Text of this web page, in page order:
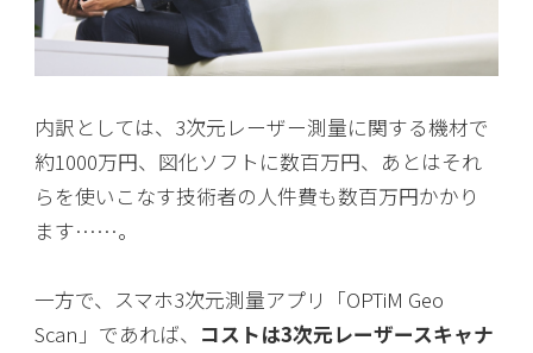
内訳としては、3次元レーザー測量に関する機材で
約1000万円、図化ソフトに数百万円、あとはそれ
らを使いこなす技術者の人件費も数百万円かかり
ます……。
一方で、スマホ3次元測量アプリ「OPTiM Geo
Scan」であれば、 コストは3次元レーザースキャナ